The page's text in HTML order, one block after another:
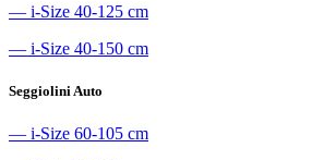
― i-Size 40-125 cm
― i-Size 40-150 cm
Seggiolini Auto
― i-Size 60-105 cm